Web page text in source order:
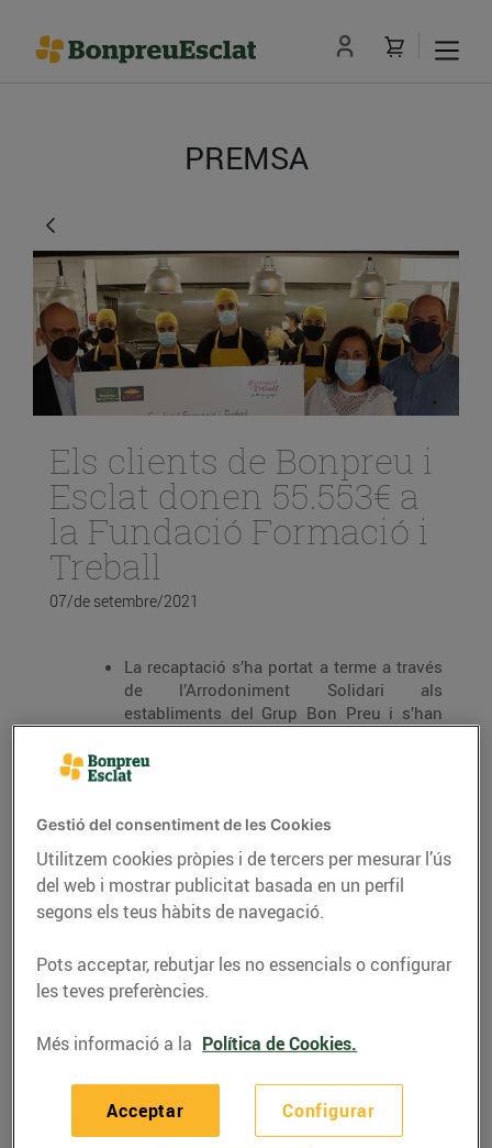
PREMSA
Els clients de Bonpreu i
Esclat donen 55.553€ a
la Fundació Formació i
Treball
07/de setembre/2021
La recaptació s’ha portat a terme a través
de l’Arrodoniment Solidari als
establiments del Grup Bon Preu i s’han
L’import va destinat a la
dedicada a la formació i inserció laboral
com el lliurament de productes de
primera necessitat per a famílies amb
escassos recursos econòmics.
10 milions de donacions i s’han recaptat
més d’1,8 milions d’euros a través
Esclat van realitzar
320.918 donacions que han fet
possible recaptar 55.553€ per a la Fundació
Gestió del consentiment de les Cookies
Utilitzem cookies pròpies i de tercers per mesurar l’ús
del web i mostrar publicitat basada en un perfil
segons els teus hàbits de navegació.
Pots acceptar, rebutjar les no essencials o configurar
les teves preferències.
Més informació a la Política de Cookies.
Configurar
Acceptar